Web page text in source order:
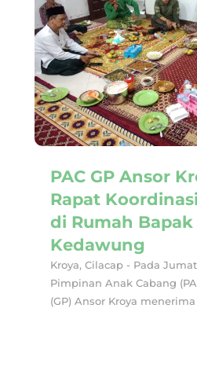
PAC GP Ansor
Rapat
di Rumah
Kedawung
Kroya, Cilacap - Pada
Pimpinan Anak Cabang
(GP) Ansor Kroya